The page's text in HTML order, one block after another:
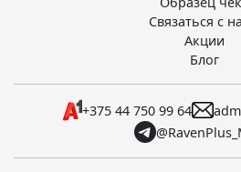
Связаться с
Акции
Блог
+375 44 750 99 64